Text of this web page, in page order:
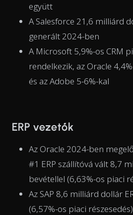
együtt
A Salesforce 21,6 milliárd
generált 2024-ben
A Microsoft 5,9%-os CRM
rendelkezik, az Oracle
és az Adobe 5-6%-kal
ERP vezetők
Az Oracle 2024-ben
#1 ERP szállítóvá vált 8,7
bevétellel (6,63%-os piaci
Az SAP 8,6 milliárd dollár
(6,57%-os piaci